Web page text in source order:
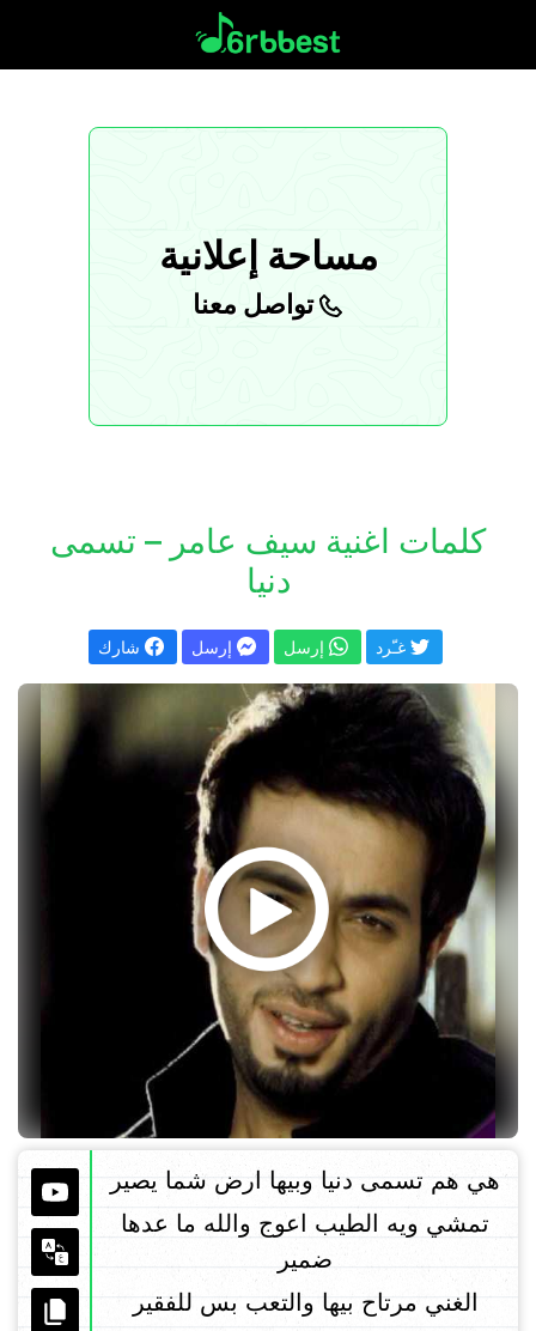
مساحة إعلانية
تواصل معنا
كلمات اغنية سيف عامر – تسمى
دنيا
هي هم تسمى دنيا وبيها ارض شما يصير
تمشي ويه الطيب اعوج والله ما عدها
ضمير
الغني مرتاح بيها والتعب بس للفقير